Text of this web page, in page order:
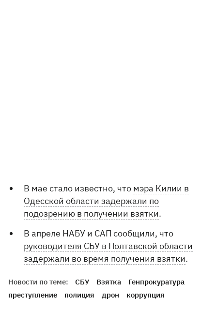
В мае стало известно, что мэра Килии в
Одесской области задержали по
подозрению в получении взятки.
В апреле НАБУ и САП сообщили, что
руководителя СБУ в Полтавской области
задержали во время получения взятки.
Новости по теме: СБУ Взятка
Генпрокуратура
преступление
полиция дрон коррупция